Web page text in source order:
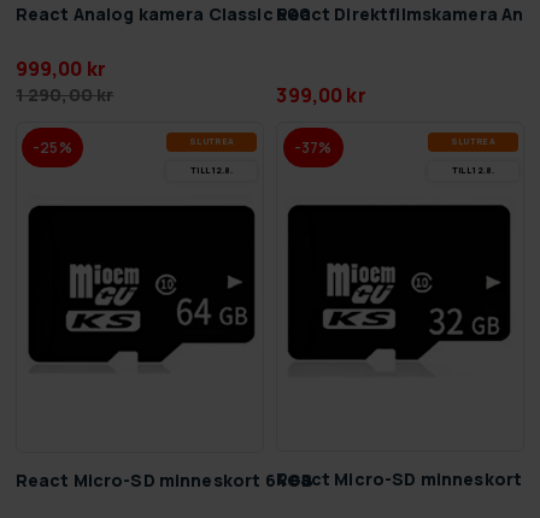
React Analog kamera Classic 500
999,00 kr
1 290,00 kr
React Direktfilmskamera
399,00 kr
-25% SLUT­REA
TILL 12.8.
React Micro-SD minneskort 64GB
-37% SLUT­REA
TILL 12.8.
React Micro-SD minneskort